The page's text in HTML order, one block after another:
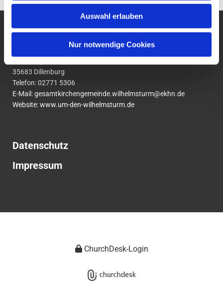
Auswahl erlauben
Nur notwendige Cookies
um den Wilhelmsturm
35683 Dillenburg
Telefon:02771 5306
E-Mail:gesamtkirchengemeinde.wilhelmsturm@ekhn.de
Website: www.um-den-wilhelmsturm.de
Datenschutz
Impressum
ChurchDesk-Login